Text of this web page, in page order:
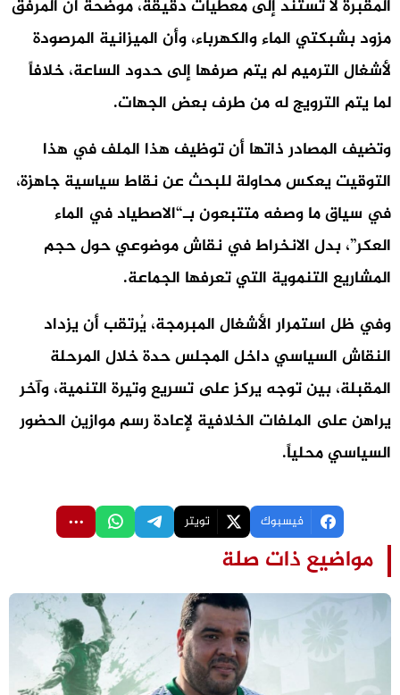
المقبرة لا تستند إلى معطيات دقيقة، موضحة أن المرفق
مزود بشبكتي الماء والكهرباء، وأن الميزانية المرصودة
لأشغال الترميم لم يتم صرفها إلى حدود الساعة، خلافاً
لما يتم الترويج له من طرف بعض الجهات.
وتضيف المصادر ذاتها أن توظيف هذا الملف في هذا
التوقيت يعكس محاولة للبحث عن نقاط سياسية جاهزة،
في سياق ما وصفه متتبعون بـ“الاصطياد في الماء
العكر”، بدل الانخراط في نقاش موضوعي حول حجم
المشاريع التنموية التي تعرفها الجماعة.
وفي ظل استمرار الأشغال المبرمجة، يُرتقب أن يزداد
النقاش السياسي داخل المجلس حدة خلال المرحلة
المقبلة، بين توجه يركز على تسريع وتيرة التنمية، وآخر
يراهن على الملفات الخلافية لإعادة رسم موازين الحضور
السياسي محلياً.
فيسبوك تويتر
مواضيع ذات صلة